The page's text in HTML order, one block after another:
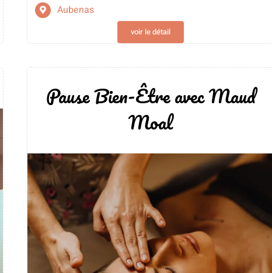
Aubenas
voir le détail
Pause Bien-Être avec Maud
Moal